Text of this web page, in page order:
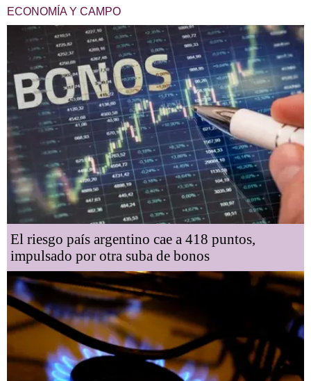
ECONOMÍA Y CAMPO
El riesgo país argentino cae a 418 puntos,
impulsado por otra suba de bonos